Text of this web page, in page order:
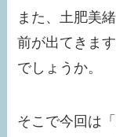
また、土肥美
前が出てきま
でしょうか。
そこで今回は